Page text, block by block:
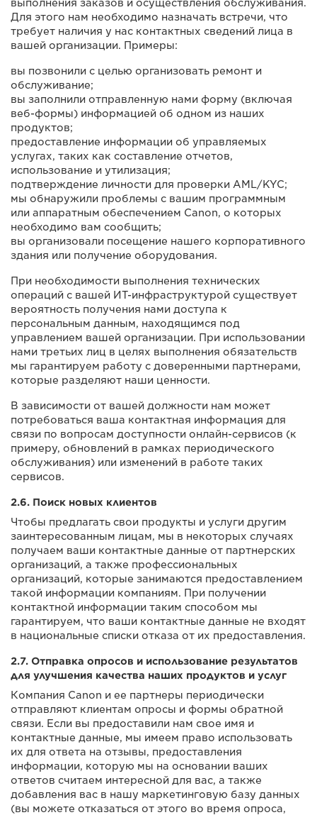
выполнения заказов и осуществления обслуживания.
Для этого нам необходимо назначать встречи, что
требует наличия у нас контактных сведений лица в
вашей организации. Примеры:
вы позвонили с целью организовать ремонт и
обслуживание;
вы заполнили отправленную нами форму (включая
веб-формы) информацией об одном из наших
продуктов;
предоставление информации об управляемых
услугах, таких как составление отчетов,
использование и утилизация;
подтверждение личности для проверки AML/KYC;
мы обнаружили проблемы с вашим программным
или аппаратным обеспечением Canon, о которых
необходимо вам сообщить;
вы организовали посещение нашего корпоративного
здания или получение оборудования.
При необходимости выполнения технических
операций с вашей ИТ-инфраструктурой существует
вероятность получения нами доступа к
персональным данным, находящимся под
управлением вашей организации. При использовании
нами третьих лиц в целях выполнения обязательств
мы гарантируем работу с доверенными партнерами,
которые разделяют наши ценности.
В зависимости от вашей должности нам может
потребоваться ваша контактная информация для
связи по вопросам доступности онлайн-сервисов (к
примеру, обновлений в рамках периодического
обслуживания) или изменений в работе таких
сервисов.
2.6. Поиск новых клиентов
Чтобы предлагать свои продукты и услуги другим
заинтересованным лицам, мы в некоторых случаях
получаем ваши контактные данные от партнерских
организаций, а также профессиональных
организаций, которые занимаются предоставлением
такой информации компаниям. При получении
контактной информации таким способом мы
гарантируем, что ваши контактные данные не входят
в национальные списки отказа от их предоставления.
2.7. Отправка опросов и использование результатов
для улучшения качества наших продуктов и услуг
Компания Canon и ее партнеры периодически
отправляют клиентам опросы и формы обратной
связи. Если вы предоставили нам свое имя и
контактные данные, мы имеем право использовать
их для ответа на отзывы, предоставления
информации, которую мы на основании ваших
ответов считаем интересной для вас, а также
добавления вас в нашу маркетинговую базу данных
(вы можете отказаться от этого во время опроса,